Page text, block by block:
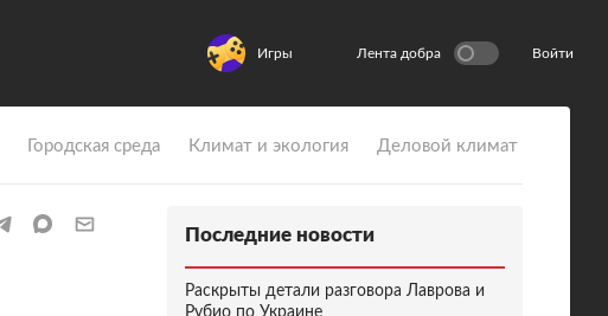
Игры Лента добра Войти
Городская среда Климат и экология Деловой климат
Последние новости
Раскрыты детали разговора Лаврова и
Рубио по Украине